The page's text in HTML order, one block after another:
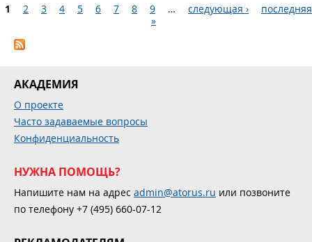
1 2 3 4 5 6 7 8 9 … следующая ›
последняя
»
АКАДЕМИЯ
О проекте
Часто задаваемые вопросы
Конфиденциальность
НУЖНА ПОМОЩЬ?
Напишите нам на адрес admin@atorus.ru или позвоните
по телефону +7 (495) 660-07-12